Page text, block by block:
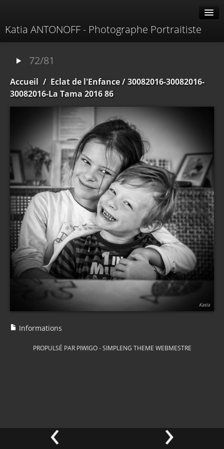
Katia ANTONOFF - Photographe Portraitiste
À propos
Contacter
72/81
Accueil / Eclat de l'Enfance/ 30082016-30082016-
30082016-La Tama 2016 86
‹ ›
Informations
PROPULSÉ PAR PIWIGO-SIMPLENG THEME WEBMESTRE